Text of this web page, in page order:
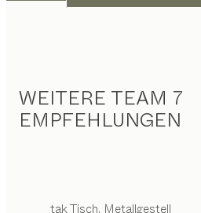
WEITERE TEAM 7
EMPFEHLUNGEN
takTisch Metallgestell